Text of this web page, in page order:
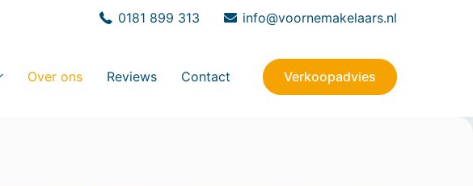
0181 899 313 info@voornemakelaars.nl
Over ons Reviews Contact Verkoopadvies